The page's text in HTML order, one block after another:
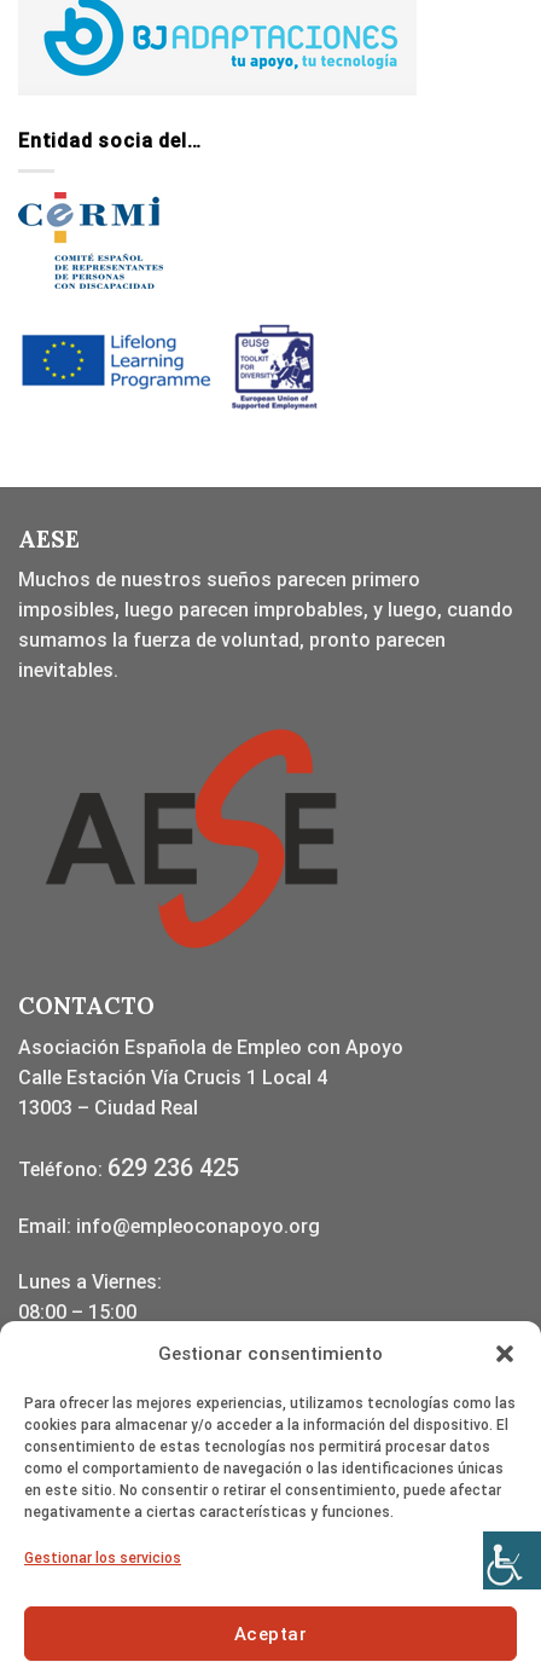
Gestionar consentimiento
Para ofrecer las mejores experiencias, utilizamos tecnologías como las
cookies para almacenar y/o acceder a la información del dispositivo. El
consentimiento de estas tecnologías nos permitirá procesar datos
como el comportamiento de navegación o las identificaciones únicas
en este sitio. No consentir o retirar el consentimiento, puede afectar
negativamente a ciertas características y funciones.
Gestionar los servicios
Aceptar
Entidad socia del…
AESE
Muchos de nuestros sueños parecen primero
imposibles, luego parecen improbables, y luego, cuando
sumamos la fuerza de voluntad, pronto parecen
inevitables.
CONTACTO
Asociación Española de Empleo con Apoyo
Calle Estación Vía Crucis 1 Local 4
13003 – Ciudad Real
Teléfono: 629 236 425
Email: info@empleoconapoyo.org
Lunes a Viernes:
08:00 – 15:00
DONDE ESTAMOS
Estoy de acuerdo